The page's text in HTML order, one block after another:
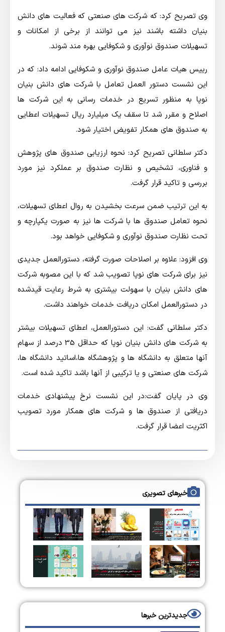
وی تصریح کرد: که شرکت های صنعتی که فعالیت های دانش
بنیان داشته باشند نیز می توانند از برخی از امکانات و
تسهیلات صندوق نوآوری و شکوفایی بهره مند شوند.
رییس هیات عامل صندوق نوآوری و شکوفایی ادامه داد: که در
این نشست دستور العمل تعامل با شرکت های دانش بنیان
نوپا به منظور تسریع در خدمات رسانی به این شرکت ها
اصلاح و مقرر شد تا سقف یک میلیارد ریال تسهیلات اعطایی
به صندوق های همکار تفویض اختیار شود.
دکتر سلطانی تصریح کرد: نحوه ارزیابی صندوق های پژوهش
و فناوری، تشخیص و نظارت صندوق بر عملکرد نیز مورد
بررسی و تاکید قرار گرفت.
به این ترتیب ضمن سرعت بخشیدن به روال اعطای تسهیلات،
نحوه تعامل صندوق ها با شرکت ها نیز به صورت یکپارچه و
تحت نظارت صندوق نوآوری و شکوفایی خواهد بود.
وی افزود: علاوه بر اصلاحات صورت گرفته، دستورالعمل جدیدی
نیز برای شرکت های نوپا تصویب شد که با این مصوبه شرکت
های دانش بنیان با سهولت بیشتری به شرط رعایت قیدشده
در دستورالعمل امکان دریافت خدمات خواهند داشت.
دکتر سلطانی گفت: این دستورالعمل، اعطای تسهیلات بیشتر
به شرکت های دانش بنیان نوپا که حداقل 35 درصد از سهام
آنها متعلق به دانشگاه ها و پژوهشگاه ها،اساتید دانشگاه ها،
شرکت های صنعتی و یا ترکیبی از آنها باشد تاکید شده است.
وی در پایان گفت:در این نشست نرخ پیشنهادی خدمات
دریافتی از صندوق ها و شرکت های همکار مورد تصویب
اکثریت اعضا قرار گرفت.
خبرهای تصویری
جدیدترین خبرها